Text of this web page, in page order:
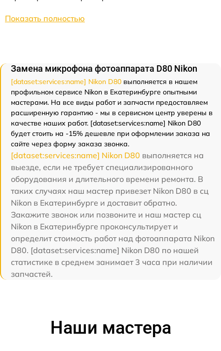
Показать полностью
Замена микрофона фотоаппарата D80 Nikon
[dataset:services:name] Nikon D80 выполняется в нашем
профильном сервисе Nikon в Екатеринбурге опытными
мастерами. На все виды работ и запчасти предоставляем
расширенную гарантию - мы в сервисном центр уверены в
качестве наших работ. [dataset:services:name] Nikon D80
будет стоить на -15% дешевле при оформлении заказа на
сайте через форму заказа звонка.
[dataset:services:name] Nikon D80 выполняется на
выезде, если не требует специализированного
оборудования и длительного времени ремонта. В
таких случаях наш мастер привезет Nikon D80 в сц
Nikon в Екатеринбурге и доставит обратно.
Закажите звонок или позвоните и наш мастер сц
Nikon в Екатеринбурге проконсультирует и
определит стоимость работ над фотоаппарата Nikon
D80. [dataset:services:name] Nikon D80 по нашей
статистике в среднем занимает 3 часа при наличии
запчастей.
Наши мастера